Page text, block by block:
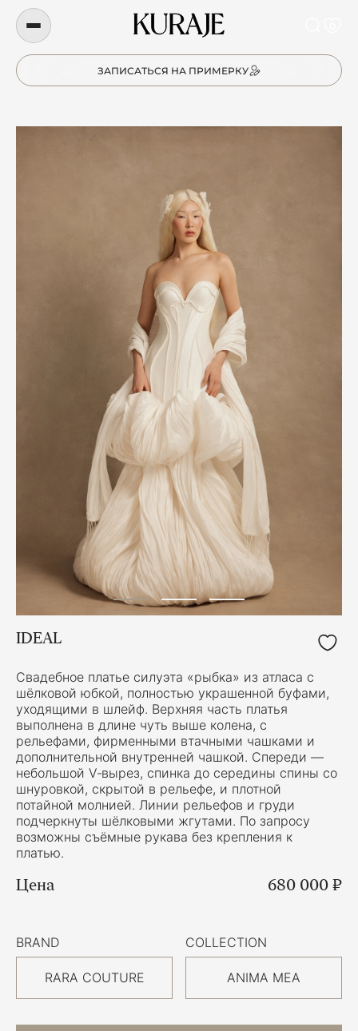
ЗАПИСАТЬСЯ НА ПРИМЕРКУ
IDEAL
Свадебное платье силуэта «рыбка» из атласа с
шёлковой юбкой, полностью украшенной буфами,
уходящими в шлейф. Верхняя часть платья
выполнена в длине чуть выше колена, с
рельефами, фирменными втачными чашками и
дополнительной внутренней чашкой. Спереди —
небольшой V‑вырез, спинка до середины спины со
шнуровкой, скрытой в рельефе, и плотной
потайной молнией. Линии рельефов и груди
подчеркнуты шёлковыми жгутами. По запросу
возможны съёмные рукава без крепления к
платью.
Цена 680 000 ₽
BRAND
RARA COUTURE
COLLECTION
ANIMA MEA